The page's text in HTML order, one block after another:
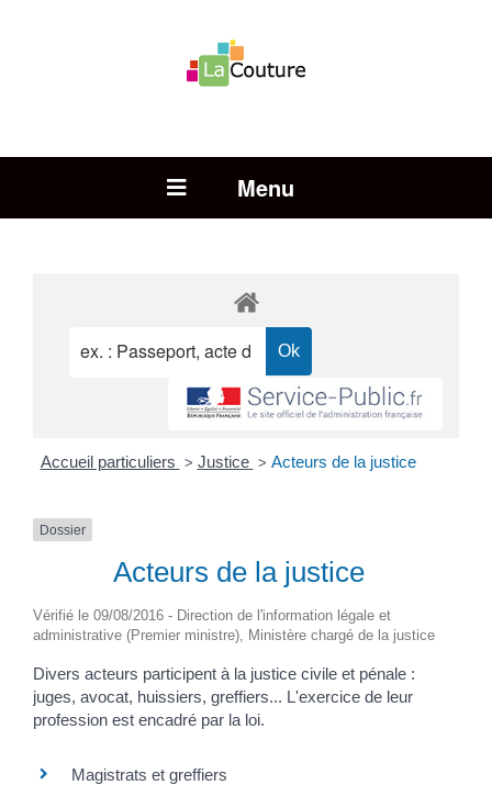
Open Menu
Accueil particuliers > Justice > Acteurs de la justice
Dossier
Acteurs de la justice
Vérifié le 09/08/2016 - Direction de l'information légale et
administrative (Premier ministre), Ministère chargé de la justice
Divers acteurs participent à la justice civile et pénale :
juges, avocat, huissiers, greffiers... L'exercice de leur
profession est encadré par la loi.
Magistrats et greffiers